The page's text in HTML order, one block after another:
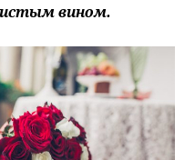
вином.